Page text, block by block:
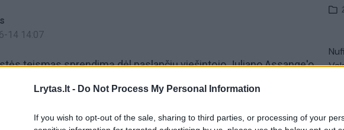
Lrytas.lt - Do Not Process My Personal Information
If you wish to opt-out of the sale, sharing to third parties, or processing of your
14 14:07
teismas sprendimą dėl paslapčių viešintojo Juliano Assange'o
Valstijas paskelbs kitų metų vasario mėnesį. Šią nutartį
pastato Londone susirinkę protestuotojai, raginantys išlaisvinti